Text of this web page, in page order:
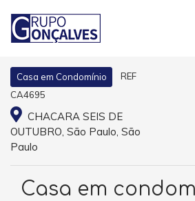
Casa em Condomínio
REF
CA4695
CHACARA SEIS DE
OUTUBRO, São Paulo, São
Paulo
Casa em